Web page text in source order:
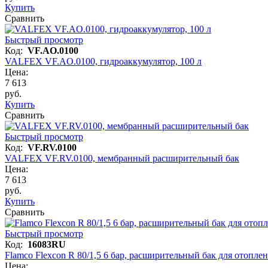
Купить
Сравнить
Быстрый просмотр
Код: VF.AO.0100
VALFEX VF.AO.0100, гидроаккумулятор, 100 л
Цена:
7 613
руб.
Купить
Сравнить
Быстрый просмотр
Код: VF.RV.0100
VALFEX VF.RV.0100, мембранный расширительный бак
Цена:
7 613
руб.
Купить
Сравнить
Быстрый просмотр
Код: 16083RU
Flamco Flexcon R 80/1,5 6 бар, расширительный бак для
Цена: